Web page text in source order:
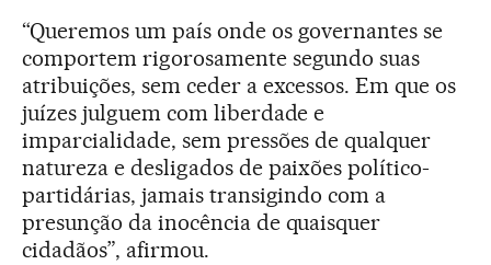
“Queremos um país onde os governantes se
comportem rigorosamente segundo suas
atribuições, sem ceder a excessos. Em que os
juízes julguem com liberdade e
imparcialidade, sem pressões de qualquer
natureza e desligados de paixões político-
partidárias, jamais transigindo com a
presunção da inocência de quaisquer
cidadãos”, afirmou.